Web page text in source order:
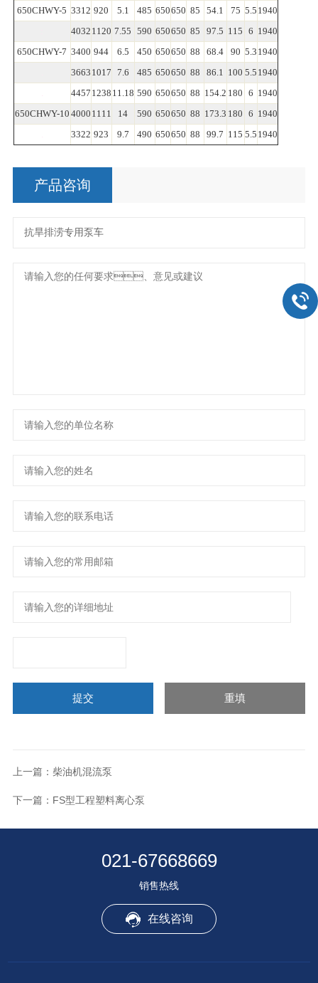
650CHWY-5 3312 920 5.1 485 650650 85 54.1 75 5.5 1940
4032 1120 7.55 590 650650 85 97.5 115 6 1940
650CHWY-7 3400 944 6.5 450 650650 88 68.4 90 5.3 1940
3663 1017 7.6 485 650650 88 86.1 100 5.5 1940
.
4457 1238 11.18 590 650650 88 154.2 180 6 1940
650CHWY-10 4000 1111 14 590 650650 88 173.3 180 6 1940
.
3322 923 9.7 490 650650 88 99.7 115 5.5 1940
产品咨询
上一篇： 柴油机混流泵
下一篇： FS型工程塑料离心泵
021-67668669
销售热线
在线咨询